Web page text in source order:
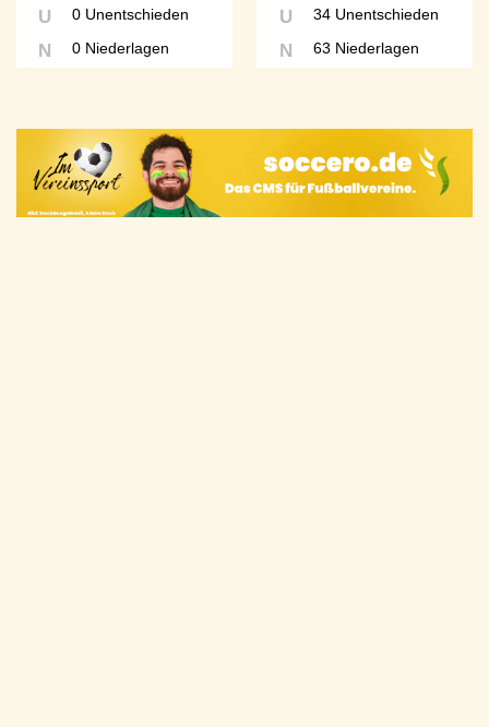
U 0 Unentschieden
N 0 Niederlagen
U 34 Unentschieden
N 63 Niederlagen